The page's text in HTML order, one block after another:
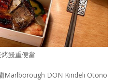
鰻重便當
Marlborough DON Kindeli Otono